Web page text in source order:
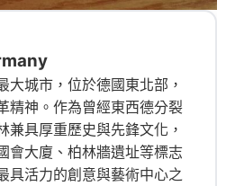
大城市，位於德國東北部，
精神。作為曾經東西德分裂
兼具厚重歷史與先鋒文化，
會大廈、柏林牆遺址等標志
具活力的創意與藝術中心之